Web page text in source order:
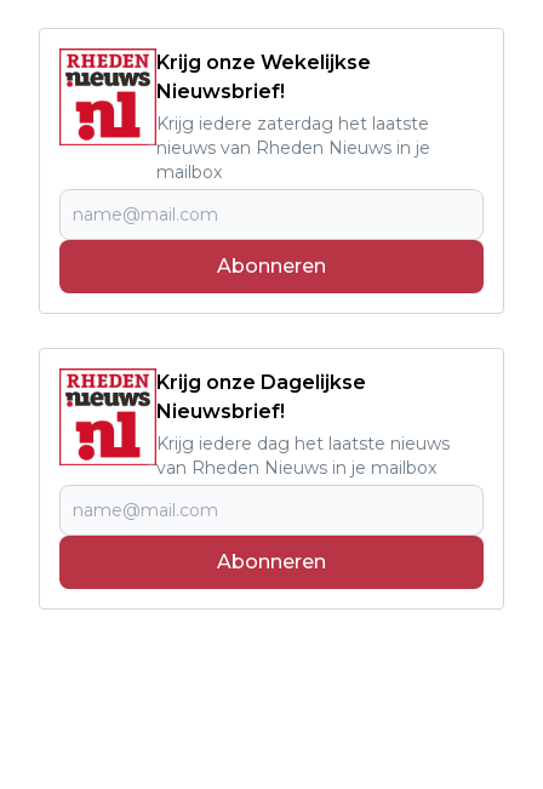
Krijg onze Wekelijkse
Nieuwsbrief!
Krijg iedere zaterdag het laatste
nieuws van Rheden Nieuws in je
mailbox
Abonneren
Krijg onze Dagelijkse
Nieuwsbrief!
Krijg iedere dag het laatste nieuws
van Rheden Nieuws in je mailbox
Abonneren